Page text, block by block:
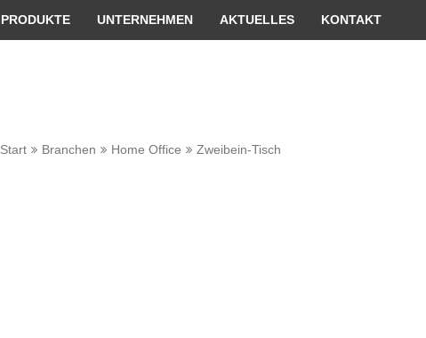
PRODUKTE UNTERNEHMEN AKTUELLES KONTAKT
Start Branchen Home Office Zweibein-Tisch